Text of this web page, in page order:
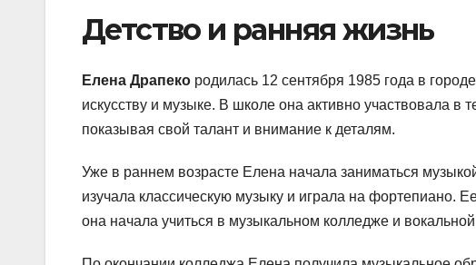
Детство и ранняя жизнь
Елена Драпеко родилась 12 сентября 1985 года в
искусству и музыке. В школе она активно участвовала в
показывая свой талант и внимание к деталям.
Уже в раннем возрасте Елена начала заниматься
изучала классическую музыку и играла на фортепиано.
она начала учиться в музыкальном колледже и вокальной